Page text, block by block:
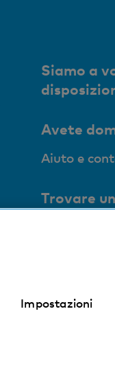
Siamo a
Avete
Aiuto e
Trovare
Impostazioni